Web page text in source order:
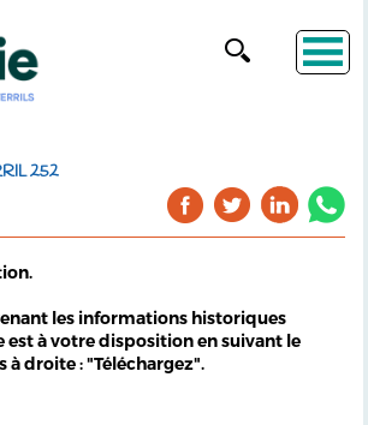
252
les informations historiques
est à votre disposition en suivant le
à droite : "Téléchargez".